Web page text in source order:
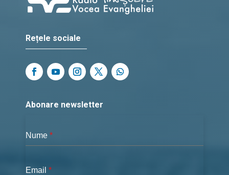
Rețele sociale
Abonare newsletter
Nume *
Email *